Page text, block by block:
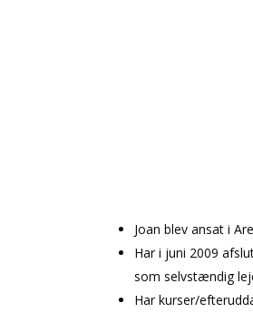
Joan blev ansat i
Har i juni 2009
som selvstændig
Har kurser/